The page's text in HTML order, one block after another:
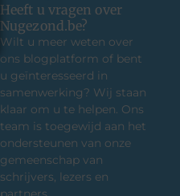
Heeft u vragen over
Nugezond.be?
Wilt u meer weten over
ons blogplatform of bent
u geïnteresseerd in
samenwerking? Wij staan
klaar om u te helpen. Ons
team is toegewijd aan het
ondersteunen van onze
gemeenschap van
schrijvers, lezers en